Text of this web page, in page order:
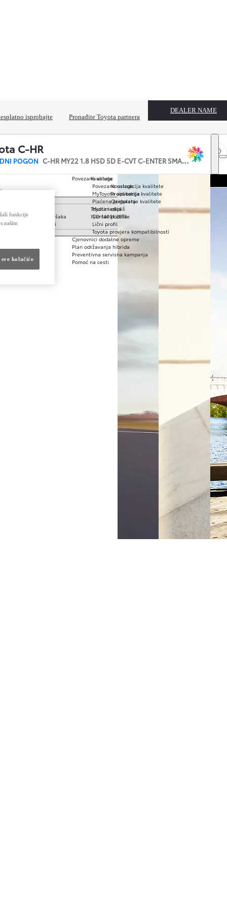
isprobajte Pronađite Toyota partnera
DEALER NAME
Povezane usluge
Povezane usluge
MyToyota aplikacija
Plaćena pretplata
Multimedija
Centar podrške
Lični profil
Toyota provjera kompatibilnosti
Cjenovnici dodatne opreme
Plan održavanja hibrida
Preventivna servisna kampanja
Pomoć na cesti
radi izbjegavanja pješaka
udaljenosti
Kvaliteta
Konstrukcija kvalitete
Proizvodnja kvalitete
Osiguranje kvalitete
Toyota i okoliš
ISO 14001:2015
C-HR
POGON C-HR MY22 1.8 HSD 5D E-CVT C-ENTER SMART
Cijena vozila
KM
funkcije
našim
kolačiće